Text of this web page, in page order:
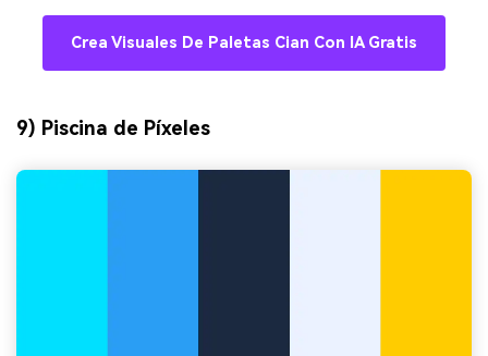
Crea Visuales De Paletas Cian Con IA Gratis
9) Piscina de Píxeles